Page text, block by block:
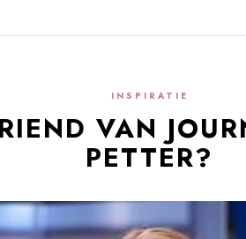
INSPIRATIE
VAN
PETTER?